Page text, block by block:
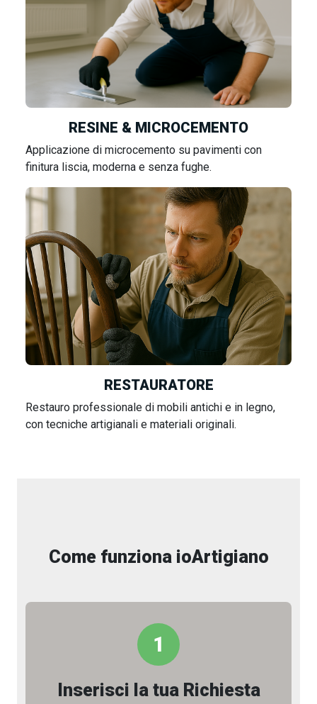
RESINE & MICROCEMENTO
Applicazione di microcemento su pavimenti con
finitura liscia, moderna e senza fughe.
RESTAURATORE
Restauro professionale di mobili antichi e in legno,
con tecniche artigianali e materiali originali.
Come funziona ioArtigiano
1
Inserisci la tua Richiesta